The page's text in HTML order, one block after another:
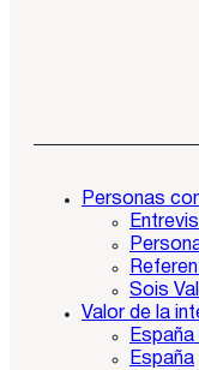
Personas
Sois
Valor de la
España
España